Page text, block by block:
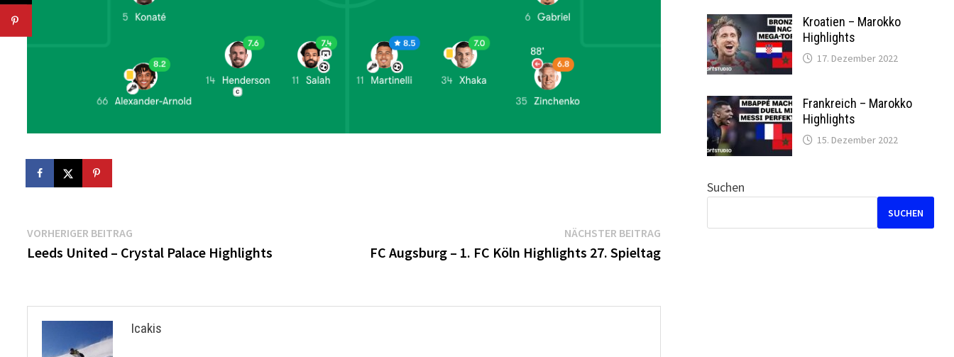
Beitragsnavigation
VORHERIGER BEITRAG
Beitrag:
Leeds United – Crystal Palace Highlights
NÄCHSTER BEITRAGNächster
Beitrag:
FC Augsburg – 1. FC Köln Highlights 27. Spieltag
Icakis
Kroatien – Marokko
Highlights
17. Dezember 2022
Frankreich – Marokko
Highlights
15. Dezember 2022
Suchen
SUCHEN